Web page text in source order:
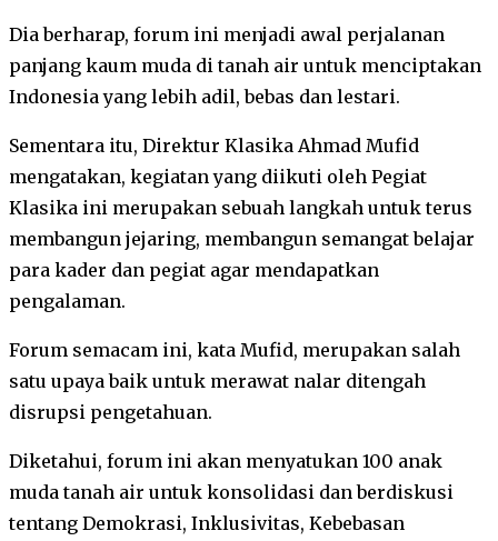
Dia berharap, forum ini menjadi awal perjalanan
panjang kaum muda di tanah air untuk menciptakan
Indonesia yang lebih adil, bebas dan lestari.
Sementara itu, Direktur Klasika Ahmad Mufid
mengatakan, kegiatan yang diikuti oleh Pegiat
Klasika ini merupakan sebuah langkah untuk terus
membangun jejaring, membangun semangat belajar
para kader dan pegiat agar mendapatkan
pengalaman.
Forum semacam ini, kata Mufid, merupakan salah
satu upaya baik untuk merawat nalar ditengah
disrupsi pengetahuan.
Diketahui, forum ini akan menyatukan 100 anak
muda tanah air untuk konsolidasi dan berdiskusi
tentang Demokrasi, Inklusivitas, Kebebasan